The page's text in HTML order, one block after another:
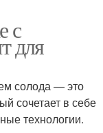
с
для
солода — это
сочетает в себе
технологии.